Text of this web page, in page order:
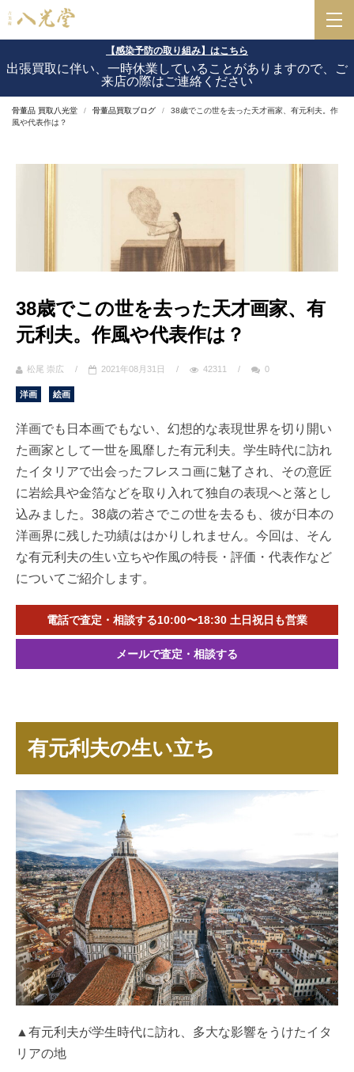
【感染予防の取り組み】はこちら
出張買取に伴い、一時休業していることがありますので、ご
来店の際はご連絡ください
骨董品 買取八光堂 骨董品買取ブログ
38歳でこの世を去った天才画家、有元利夫。作
風や代表作は？
38歳でこの世を去った天才画家、有
元利夫。作風や代表作は？
松尾 崇広 / 2021年08月31日 / 42311 / 0
洋画 絵画
洋画でも日本画でもない、幻想的な表現世界を切り開い
た画家として一世を風靡した有元利夫。学生時代に訪れ
たイタリアで出会ったフレスコ画に魅了され、その意匠
に岩絵具や金箔などを取り入れて独自の表現へと落とし
込みました。38歳の若さでこの世を去るも、彼が日本の
洋画界に残した功績ははかりしれません。今回は、そん
な有元利夫の生い立ちや作風の特長・評価・代表作など
についてご紹介します。
電話で査定・相談する10:00〜18:30 土日祝日も営業
メールで査定・相談する
有元利夫の生い立ち
▲有元利夫が学生時代に訪れ、多大な影響をうけたイタ
リアの地